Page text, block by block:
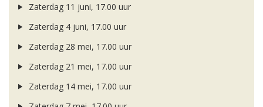
Zaterdag 11 juni, 17.00 uur
Zaterdag 4 juni, 17.00 uur
Zaterdag 28 mei, 17.00 uur
Zaterdag 21 mei, 17.00 uur
Zaterdag 14 mei, 17.00 uur